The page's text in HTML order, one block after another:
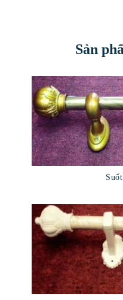
Sản